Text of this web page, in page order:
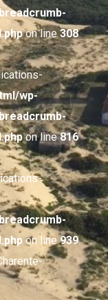
on line308
wp-
on line816
on line939